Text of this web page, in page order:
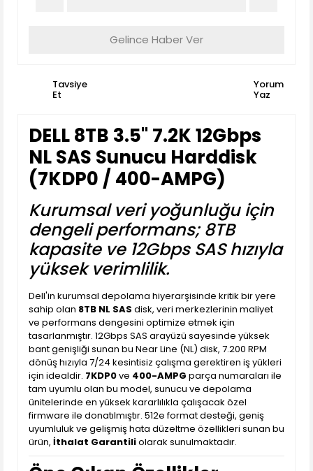
Gelince Haber Ver
Tavsiye
Et
Yorum
Yaz
DELL 8TB 3.5'' 7.2K 12Gbps
NL SAS Sunucu Harddisk
(7KDP0 / 400-AMPG)
Kurumsal veri yoğunluğu için
dengeli performans; 8TB
kapasite ve 12Gbps SAS hızıyla
yüksek verimlilik.
Dell'in kurumsal depolama hiyerarşisinde kritik bir yere
sahip olan 8TB NL SAS disk, veri merkezlerinin maliyet
ve performans dengesini optimize etmek için
tasarlanmıştır. 12Gbps SAS arayüzü sayesinde yüksek
bant genişliği sunan bu Near Line (NL) disk, 7.200 RPM
dönüş hızıyla 7/24 kesintisiz çalışma gerektiren iş yükleri
için idealdir. 7KDP0ve 400-AMPG parça numaraları ile
tam uyumlu olan bu model, sunucu ve depolama
ünitelerinde en yüksek kararlılıkla çalışacak özel
firmware ile donatılmıştır. 512e format desteği, geniş
uyumluluk ve gelişmiş hata düzeltme özellikleri sunan bu
ürün, İthalat Garantiliolarak sunulmaktadır.